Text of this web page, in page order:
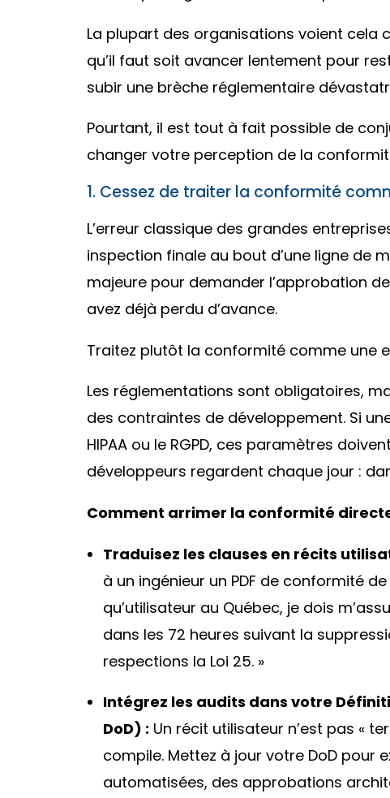
La plupart des organisations voient cela
qu’il faut soit avancer lentement pour
subir une brèche réglementaire
Pourtant, il est tout à fait possible de
changer votre perception de la
1. Cessez de traiter la conformité
L’erreur classique des grandes
inspection finale au bout d’une ligne de
majeure pour demander l’approbation
avez déjà perdu d’avance.
Traitez plutôt la conformité comme une
Les réglementations sont obligatoires,
des contraintes de développement. Si
HIPAA ou le RGPD, ces paramètres
développeurs regardent chaque jour :
Comment arrimer la conformité
Traduisez les clauses en récits
à un ingénieur un PDF de conformité
qu’utilisateur au Québec, je dois
dans les 72 heures suivant la
respections la Loi 25. »
Intégrez les audits dans votre
DoD) : Un récit utilisateur n’est pas «
compile. Mettez à jour votre DoD pour
automatisées, des approbations